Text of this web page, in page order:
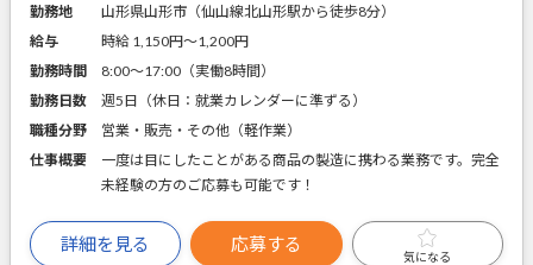
勤務地
山形県山形市（仙山線北山形駅から徒歩8分）
給与
時給 1,150円〜1,200円
勤務時間
8:00～17:00（実働8時間）
勤務日数
週5日（休日：就業カレンダーに準ずる）
職種分野
営業・販売・その他（軽作業）
仕事概要
一度は目にしたことがある商品の製造に携わる業務です。完全
未経験の方のご応募も可能です！
詳細を見る 応募する
気になる